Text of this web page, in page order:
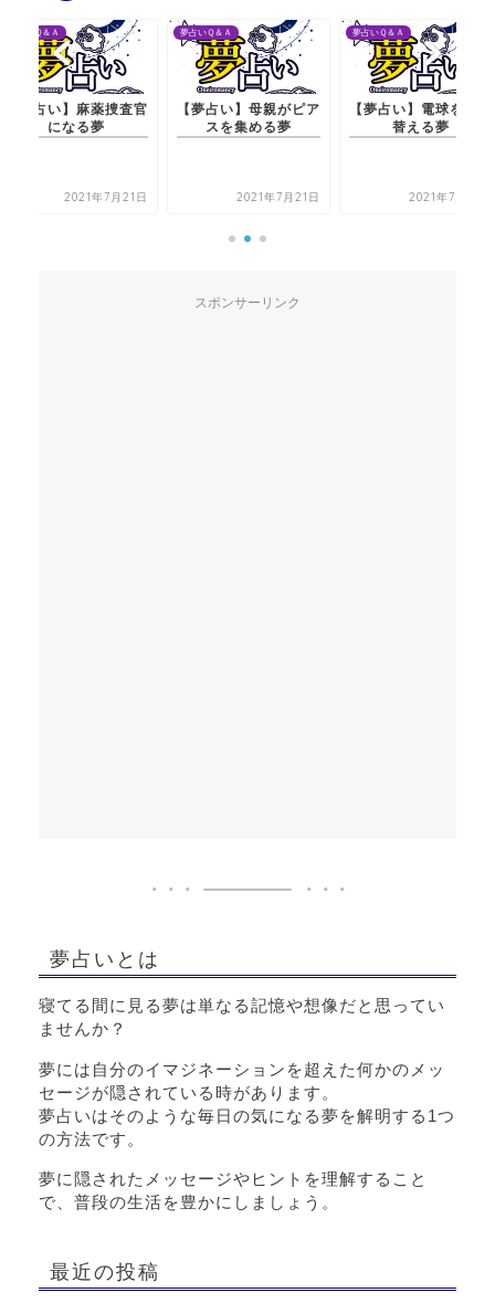
夢占いＱ＆Ａ
【夢占い】麻薬捜査官
になる夢
2021年7月21日
夢占いＱ＆Ａ
【夢占い】母親がピア
スを集める夢
2021年7月21日
夢占いＱ＆Ａ
【夢占い】電球を取り
替える夢
2021年7月21日
スポンサーリンク
夢占いとは
寝てる間に見る夢は単なる記憶や想像だと思ってい
ませんか？
夢には自分のイマジネーションを超えた何かのメッ
セージが隠されている時があります。
夢占いはそのような毎日の気になる夢を解明する1つ
の方法です。
夢に隠されたメッセージやヒントを理解すること
で、普段の生活を豊かにしましょう。
最近の投稿